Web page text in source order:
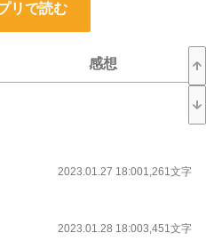
太郎さんが好きです。
物語がある方が覚えやすい。
や、大和和紀さんの「あさきゆめみし」
お世話になりました。
な人に、あまり詳しく知られていない歴
リで読む
感想
2023.01.27 18:001,261文字
2023.01.28 18:003,451文字